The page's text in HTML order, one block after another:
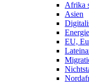
Afrika
Asien
EU,